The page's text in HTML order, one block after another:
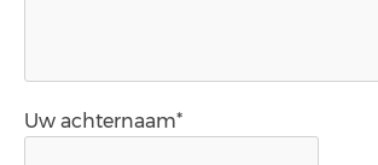
Uw achternaam*